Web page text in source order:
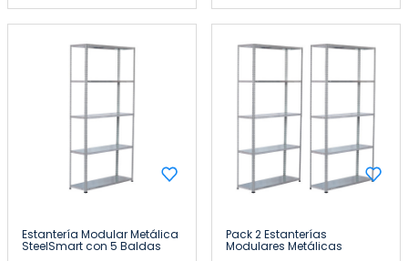
Estantería Modular Metálica
SteelSmart con 5 Baldas
Pack 2 Estanterías
Modulares Metálicas